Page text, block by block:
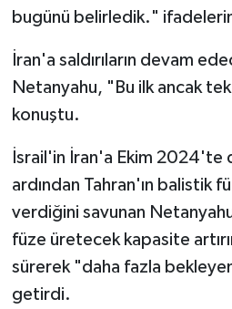
bugünü belirledik."
İran'a saldırıların devam
Netanyahu, "Bu ilk ancak
konuştu.
İsrail'in İran'a Ekim 2024'te
ardından Tahran'ın balistik
verdiğini savunan
füze üretecek kapasite
sürerek "daha fazla
getirdi.